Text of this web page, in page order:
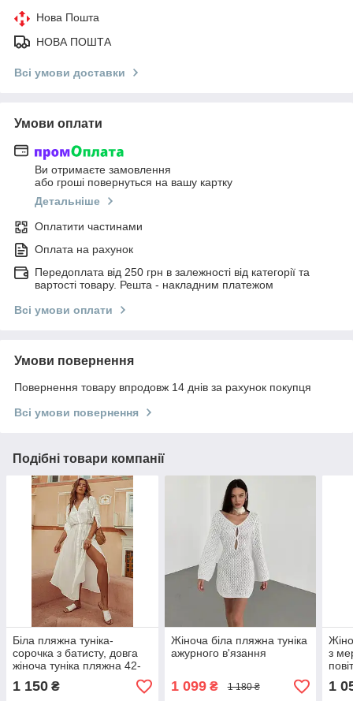
Нова Пошта
НОВА ПОШТА
Всі умови доставки
Умови оплати
Ви отримаєте замовлення
або гроші повернуться на вашу картку
Детальніше
Оплатити частинами
Оплата на рахунок
Передоплата від 250 грн в залежності від категорії та
вартості товару. Решта - накладним платежом
Всі умови оплати
Умови повернення
Повернення товару впродовж 14 днів за рахунок покупця
Всі умови повернення
Подібні товари компанії
Біла пляжна туніка-
сорочка з батисту, довга
жіноча туніка пляжна 42-
48
1 150 ₴
Жіноча біла пляжна туніка
ажурного в'язання
1 099₴ 1 180 ₴
з
1